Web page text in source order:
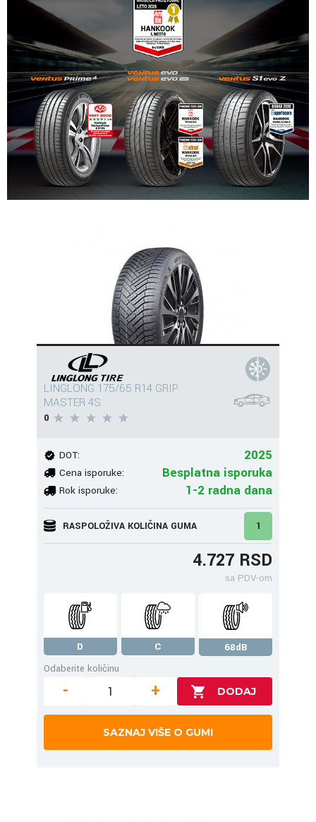
LINGLONG 175/65 R14 GRIP
MASTER 4S
0
DOT: 2025
Cena isporuke: Besplatna isporuka
Rok isporuke: 1-2 radna dana
RASPOLOŽIVA KOLIČINA GUMA 1
4.727 RSD
sa PDV-om
D C
68dB
Odaberite količinu
- +
SAZNAJ VIŠE O GUMI